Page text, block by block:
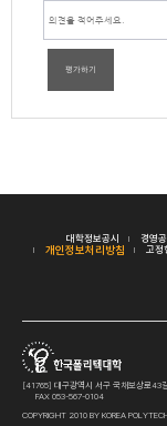
평가하기
대학정보공시 경영공
개인정보처리방침 고정
[41765] 대구광역시 서구 국채보상로
FAX 053-567-0104
COPYRIGHT 2010 BY KOREA